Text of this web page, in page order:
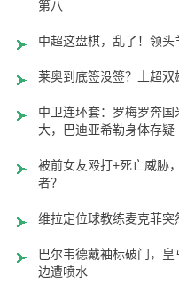
第八
中超这盘棋，乱了！领
莱奥到底签没签？土超双
中卫连环套：罗梅罗奔国
大，巴迪亚希勒身体存疑
被前女友殴打+死亡威胁
者？
维拉定位球教练麦克菲
巴尔韦德戴袖标破门，皇
边遭喷水